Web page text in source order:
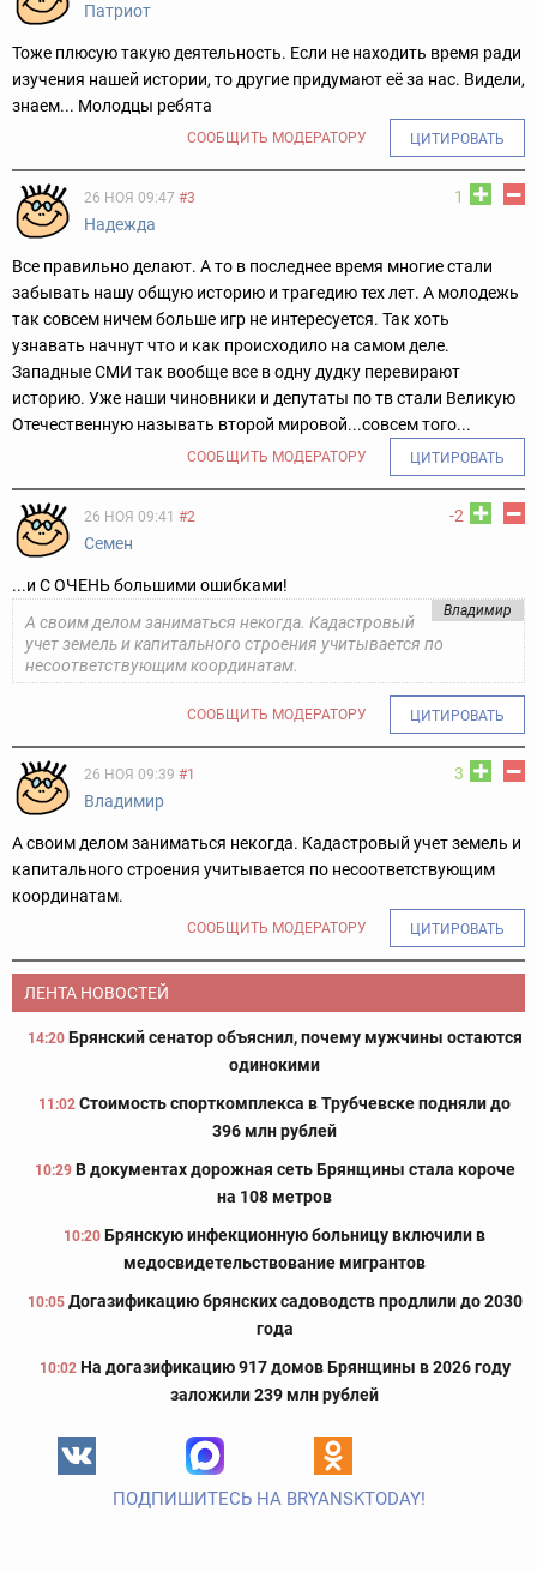
Патриот
Тоже плюсую такую деятельность. Если не находить время ради
изучения нашей истории, то другие придумают её за нас. Видели,
знаем... Молодцы ребята
СООБЩИТЬ МОДЕРАТОРУ ЦИТИРОВАТЬ
1
26 НОЯ 09:47 #3
Надежда
Все правильно делают. А то в последнее время многие стали
забывать нашу общую историю и трагедию тех лет. А молодежь
так совсем ничем больше игр не интересуется. Так хоть
узнавать начнут что и как происходило на самом деле.
Западные СМИ так вообще все в одну дудку перевирают
историю. Уже наши чиновники и депутаты по тв стали Великую
Отечественную называть второй мировой...совсем того...
СООБЩИТЬ МОДЕРАТОРУ ЦИТИРОВАТЬ
-2
26 НОЯ 09:41 #2
Семен
...и С ОЧЕНЬ большими ошибками!
Владимир
А своим делом заниматься некогда. Кадастровый
учет земель и капитального строения учитывается по
несоответствующим координатам.
СООБЩИТЬ МОДЕРАТОРУ ЦИТИРОВАТЬ
3
26 НОЯ 09:39 #1
Владимир
А своим делом заниматься некогда. Кадастровый учет земель и
капитального строения учитывается по несоответствующим
координатам.
СООБЩИТЬ МОДЕРАТОРУ ЦИТИРОВАТЬ
ЛЕНТА НОВОСТЕЙ
14:20 Брянский сенатор объяснил, почему мужчины остаются
одинокими
11:02 Стоимость спорткомплекса в Трубчевске подняли до
396 млн рублей
10:29 В документах дорожная сеть Брянщины стала короче
на 108 метров
10:20 Брянскую инфекционную больницу включили в
медосвидетельствование мигрантов
10:05 Догазификацию брянских садоводств продлили до 2030
года
10:02 На догазификацию 917 домов Брянщины в 2026 году
заложили 239 млн рублей
ПОДПИШИТЕСЬ НА BRYANSKTODAY!